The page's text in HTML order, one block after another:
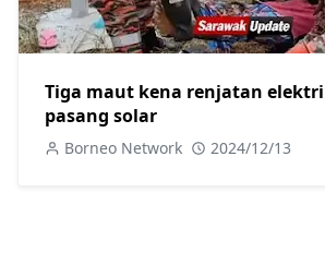
Tiga maut kena renjatan
pasang solar
Borneo Network 2024/12/13